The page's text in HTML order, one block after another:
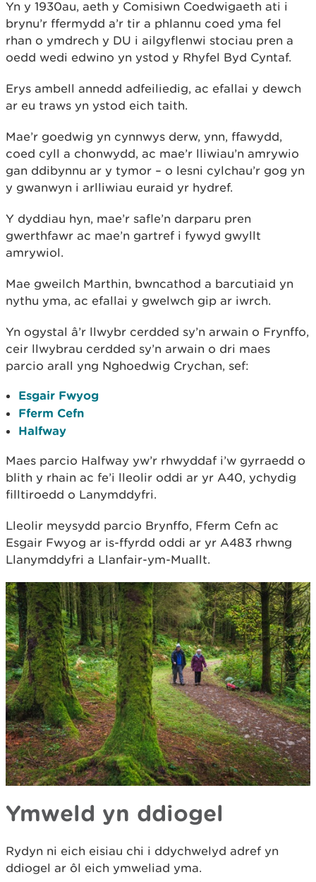
Yn y 1930au, aeth y Comisiwn Coedwigaeth ati i
brynu’r ffermydd a’r tir a phlannu coed yma fel
rhan o ymdrech y DU i ailgyflenwi stociau pren a
oedd wedi edwino yn ystod y Rhyfel Byd Cyntaf.
Erys ambell annedd adfeiliedig, ac efallai y dewch
ar eu traws yn ystod eich taith.
Mae’r goedwig yn cynnwys derw, ynn, ffawydd,
coed cyll a chonwydd, ac mae’r lliwiau’n amrywio
gan ddibynnu ar y tymor – o lesni cylchau’r gog yn
y gwanwyn i arlliwiau euraid yr hydref.
Y dyddiau hyn, mae’r safle’n darparu pren
gwerthfawr ac mae’n gartref i fywyd gwyllt
amrywiol.
Mae gweilch Marthin, bwncathod a barcutiaid yn
nythu yma, ac efallai y gwelwch gip ar iwrch.
Yn ogystal â’r llwybr cerdded sy’n arwain o Frynffo,
ceir llwybrau cerdded sy’n arwain o dri maes
parcio arall yng Nghoedwig Crychan, sef:
Esgair Fwyog
Fferm Cefn
Halfway
Maes parcio Halfway yw’r rhwyddaf i’w gyrraedd o
blith y rhain ac fe’i lleolir oddi ar yr A40, ychydig
filltiroedd o Lanymddyfri.
Lleolir meysydd parcio Brynffo, Fferm Cefn ac
Esgair Fwyog ar is-ffyrdd oddi ar yr A483 rhwng
Llanymddyfri a Llanfair-ym-Muallt.
Ymweld yn ddiogel
Rydyn ni eich eisiau chi i ddychwelyd adref yn
ddiogel ar ôl eich ymweliad yma.